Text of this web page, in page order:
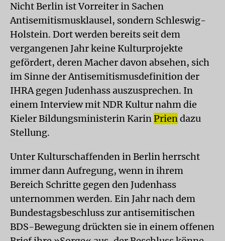
Nicht Berlin ist Vorreiter in Sachen
Antisemitismusklausel, sondern Schleswig-
Holstein. Dort werden bereits seit dem
vergangenen Jahr keine Kulturprojekte
gefördert, deren Macher davon absehen, sich
im Sinne der Antisemitismusdefinition der
IHRA gegen Judenhass auszusprechen. In
einem Interview mit NDR Kultur nahm die
Kieler Bildungsministerin KarinPriendazu
Stellung.
Unter Kulturschaffenden in Berlin herrscht
immer dann Aufregung, wenn in ihrem
Bereich Schritte gegen den Judenhass
unternommen werden. Ein Jahr nach dem
Bundestagsbeschluss zur antisemitischen
BDS-Bewegung drückten sie in einem offenen